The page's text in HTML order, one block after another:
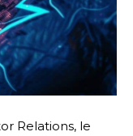
Relations, le